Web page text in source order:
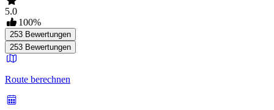
5.0
100%
253 Bewertungen
253 Bewertungen
Route berechnen